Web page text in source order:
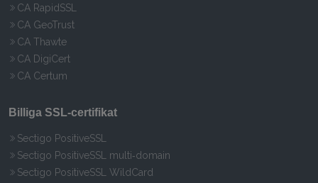
CA RapidSSL
CA GeoTrust
CA Thawte
CA DigiCert
CA Certum
Billiga SSL‑certifikat
Sectigo PositiveSSL
Sectigo PositiveSSL multi‑domain
Sectigo PositiveSSL WildCard